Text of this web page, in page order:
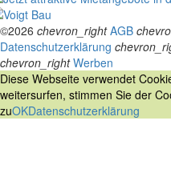
©2026 chevron_right AGB
Datenschutzerklärung
chevron_right Werben
Diese Webseite verwendet
weitersurfen, stimmen Sie der
zuOKDatenschutzerklärung